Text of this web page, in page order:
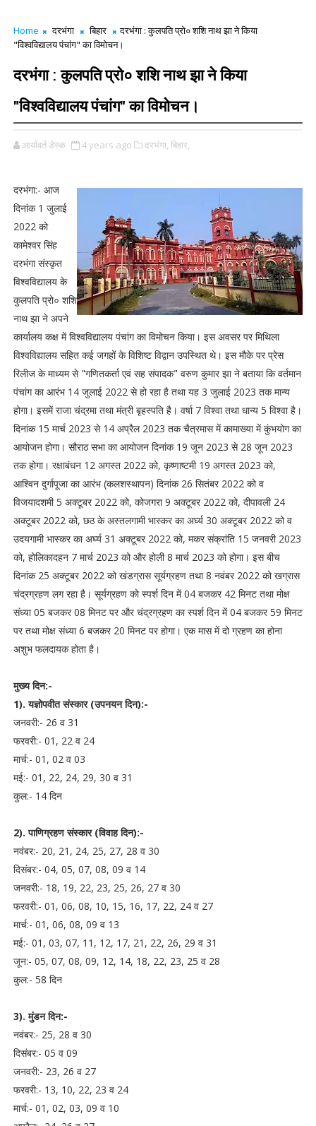
Home दरभंगा बिहार
दरभंगा : कुलपति प्रो० शशि नाथ झा ने किया
"विश्वविद्यालय पंचांग" का विमोचन।
दरभंगा : कुलपति प्रो० शशि नाथ झा ने किया
"विश्वविद्यालय पंचांग" का विमोचन।
आर्यावर्त डेस्क 4 years ago दरभंगा, बिहार,
दरभंगा:- आज
दिनांक 1 जुलाई
2022 को
कामेश्वर सिंह
दरभंगा संस्कृत
विश्वविद्यालय के
कुलपति प्रो० शशि
नाथ झा ने अपने
कार्यालय कक्ष में विश्वविद्यालय पंचांग का विमोचन किया। इस अवसर पर मिथिला
विश्वविद्यालय सहित कई जगहों के विशिष्ट विद्वान उपस्थित थे। इस मौके पर प्रेस
रिलीज के माध्यम से "गणितकर्ता एवं सह संपादक" वरुण कुमार झा ने बताया कि वर्तमान
पंचांग का आरंभ 14 जुलाई 2022 से हो रहा है तथा यह 3 जुलाई 2023 तक मान्य
होगा। इसमें राजा चंद्रमा तथा मंत्री बृहस्पति है। वर्षा 7 विश्वा तथा धान्य 5 विश्वा है।
दिनांक 15 मार्च 2023 से 14 अप्रैल 2023 तक चैत्रमास में कामाख्या में कुंभयोग का
आयोजन होगा। सौराठ सभा का आयोजन दिनांक 19 जून 2023 से 28 जून 2023
तक होगा। रक्षाबंधन 12 अगस्त 2022 को, कृष्णाष्टमी 19 अगस्त 2023 को,
आश्विन दुर्गापूजा का आरंभ (कलशस्थापन) दिनांक 26 सितंबर 2022 को व
विजयादशमी 5 अक्टूबर 2022 को, कोजगरा 9 अक्टूबर 2022 को, दीपावली 24
अक्टूबर 2022 को, छठ के अस्तलगामी भास्कर का अर्घ्य 30 अक्टूबर 2022 को व
उदयगामी भास्कर का अर्घ्य 31 अक्टूबर 2022 को, मकर संक्रांति 15 जनवरी 2023
को, होलिकादहन 7 मार्च 2023 को और होली 8 मार्च 2023 को होगा। इस बीच
दिनांक 25 अक्टूबर 2022 को खंडग्रास सूर्यग्रहण तथा 8 नवंबर 2022 को खग्रास
चंद्रग्रहण लग रहा है। सूर्यग्रहण को स्पर्श दिन में 04 बजकर 42 मिनट तथा मोक्ष
संध्या 05 बजकर 08 मिनट पर और चंद्रग्रहण का स्पर्श दिन में 04 बजकर 59 मिनट
पर तथा मोक्ष संध्या 6 बजकर 20 मिनट पर होगा। एक मास में दो ग्रहण का होना
अशुभ फलदायक होता है।
मुख्य दिन:-
1). यज्ञोपवीत संस्कार (उपनयन दिन):-
जनवरी:- 26 व 31
फरवरी:- 01, 22 व 24
मार्च:- 01, 02 व 03
मई:- 01, 22, 24, 29, 30 व 31
कुल:- 14 दिन
2). पाणिग्रहण संस्कार (विवाह दिन):-
नवंबर:- 20, 21, 24, 25, 27, 28 व 30
दिसंबर:- 04, 05, 07, 08, 09 व 14
जनवरी:- 18, 19, 22, 23, 25, 26, 27 व 30
फरवरी:- 01, 06, 08, 10, 15, 16, 17, 22, 24 व 27
मार्च:- 01, 06, 08, 09 व 13
मई:- 01, 03, 07, 11, 12, 17, 21, 22, 26, 29 व 31
जून:- 05, 07, 08, 09, 12, 14, 18, 22, 23, 25 व 28
कुल:- 58 दिन
3). मुंडन दिन:-
नवंबर:- 25, 28 व 30
दिसंबर:- 05 व 09
जनवरी:- 23, 26 व 27
फरवरी:- 13, 10, 22, 23 व 24
मार्च:- 01, 02, 03, 09 व 10